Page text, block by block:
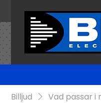
Billjud
Vad passar i